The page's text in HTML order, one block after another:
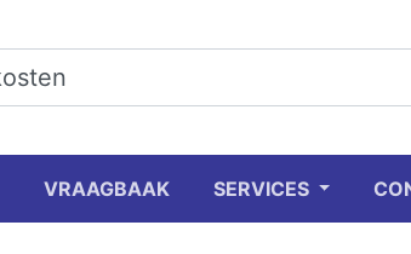
VRAAGBAAK SERVICES